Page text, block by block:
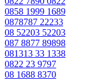
0858 1999 1689
0878787 22233
08 52203 52203
087 8877 89898
081313 33 1338
0822 23 9797
08 1688 8370